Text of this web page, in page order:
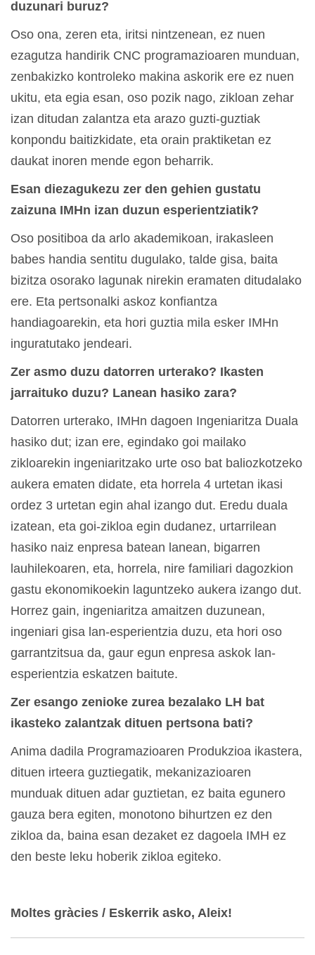
duzunari buruz?
Oso ona, zeren eta, iritsi nintzenean, ez nuen
ezagutza handirik CNC programazioaren munduan,
zenbakizko kontroleko makina askorik ere ez nuen
ukitu, eta egia esan, oso pozik nago, zikloan zehar
izan ditudan zalantza eta arazo guzti-guztiak
konpondu baitizkidate, eta orain praktiketan ez
daukat inoren mende egon beharrik.
Esan diezagukezu zer den gehien gustatu
zaizuna IMHn izan duzun esperientziatik?
Oso positiboa da arlo akademikoan, irakasleen
babes handia sentitu dugulako, talde gisa, baita
bizitza osorako lagunak nirekin eramaten ditudalako
ere. Eta pertsonalki askoz konfiantza
handiagoarekin, eta hori guztia mila esker IMHn
inguratutako jendeari.
Zer asmo duzu datorren urterako? Ikasten
jarraituko duzu? Lanean hasiko zara?
Datorren urterako, IMHn dagoen Ingeniaritza Duala
hasiko dut; izan ere, egindako goi mailako
zikloarekin ingeniaritzako urte oso bat baliozkotzeko
aukera ematen didate, eta horrela 4 urtetan ikasi
ordez 3 urtetan egin ahal izango dut. Eredu duala
izatean, eta goi-zikloa egin dudanez, urtarrilean
hasiko naiz enpresa batean lanean, bigarren
lauhilekoaren, eta, horrela, nire familiari dagozkion
gastu ekonomikoekin laguntzeko aukera izango dut.
Horrez gain, ingeniaritza amaitzen duzunean,
ingeniari gisa lan-esperientzia duzu, eta hori oso
garrantzitsua da, gaur egun enpresa askok lan-
esperientzia eskatzen baitute.
Zer esango zenioke zurea bezalako LH bat
ikasteko zalantzak dituen pertsona bati?
Anima dadila Programazioaren Produkzioa ikastera,
dituen irteera guztiegatik, mekanizazioaren
munduak dituen adar guztietan, ez baita egunero
gauza bera egiten, monotono bihurtzen ez den
zikloa da, baina esan dezaket ez dagoela IMH ez
den beste leku hoberik zikloa egiteko.
Moltes gràcies / Eskerrik asko, Aleix!